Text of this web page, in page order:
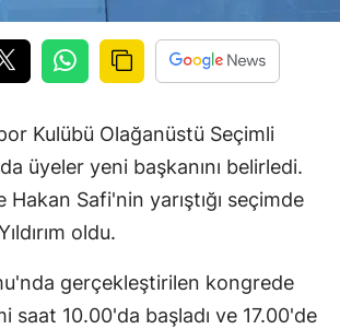
Kulübü Olağanüstü Seçimli
üyeler yeni başkanını belirledi.
Hakan Safi'nin yarıştığı seçimde
oldu.
gerçekleştirilen kongrede
saat 10.00'da başladı ve 17.00'de